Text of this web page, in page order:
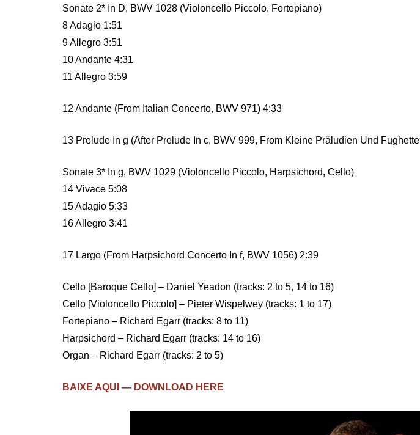
Sonate 2* In D, BWV 1028 (Violoncello Piccolo, Fortepiano)
8 Adagio 1:51
9 Allegro 3:51
10 Andante 4:31
11 Allegro 3:59
12 Andante (From Italian Concerto, BWV 971) 4:33
13 Prelude In g (After Prelude In c, BWV 999, From Kleine Präludien Und
Sonate 3* In g, BWV 1029 (Violoncello Piccolo, Harpsichord, Cello)
14 Vivace 5:08
15 Adagio 5:33
16 Allegro 3:41
17 Largo (From Harpsichord Concerto In f, BWV 1056) 2:39
Cello [Baroque Cello] – Daniel Yeadon (tracks: 2 to 5, 14 to 16)
Cello [Violoncello Piccolo] – Pieter Wispelwey (tracks: 1 to 17)
Fortepiano – Richard Egarr (tracks: 8 to 11)
Harpsichord – Richard Egarr (tracks: 14 to 16)
Organ – Richard Egarr (tracks: 2 to 5)
BAIXE AQUI — DOWNLOAD HERE